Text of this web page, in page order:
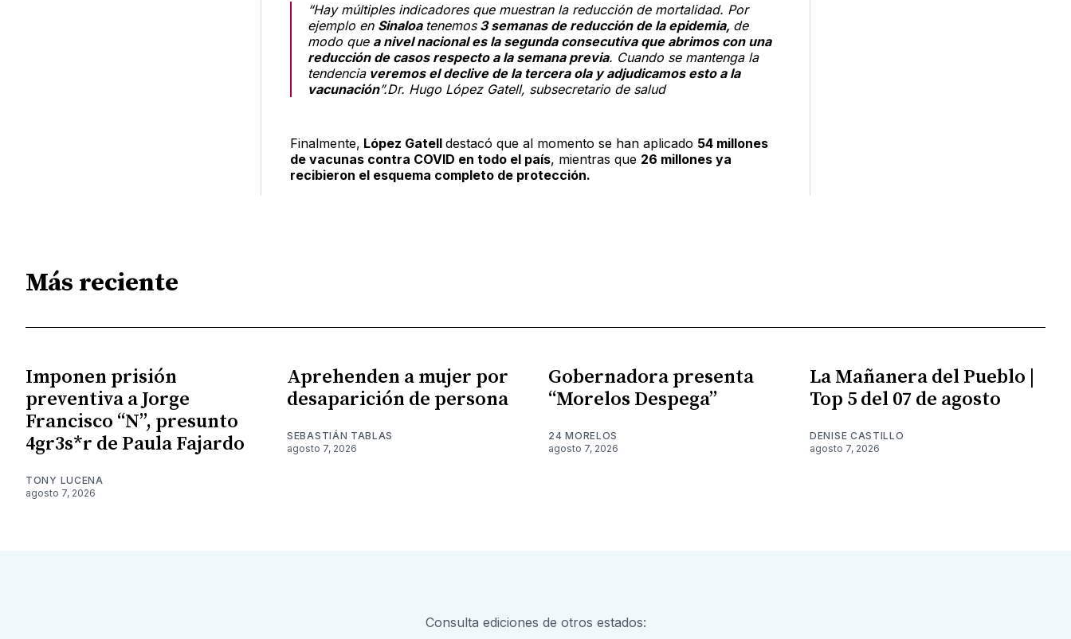
“Hay múltiples indicadores que muestran la reducción de mortalidad. Por
ejemplo en Sinaloa tenemos3 semanas de reducción de la epidemia, de
modo que a nivel nacional es la segunda consecutiva que abrimos con una
reducción de casos respecto a la semana previa. Cuando se mantenga la
tendenciaveremos el declive de la tercera ola y adjudicamos esto a la
vacunación”.Dr. Hugo López Gatell, subsecretario de salud
Finalmente, López Gatell destacó que al momento se han aplicado 54 millones
de vacunas contra COVID en todo el país, mientras que 26 millones ya
recibieron el esquema completo de protección.
Más reciente
Imponen prisión
preventiva a Jorge
Francisco “N”, presunto
4gr3s*r de Paula Fajardo
TONY LUCENA
agosto 7, 2026
Aprehenden a mujer por
desaparición de persona
SEBASTIÁN TABLAS
agosto 7, 2026
Gobernadora presenta
“Morelos Despega”
24 MORELOS
agosto 7, 2026
La Mañanera del Pueblo |
Top 5 del 07 de agosto
DENISE CASTILLO
agosto 7, 2026
Consulta ediciones de otros estados: